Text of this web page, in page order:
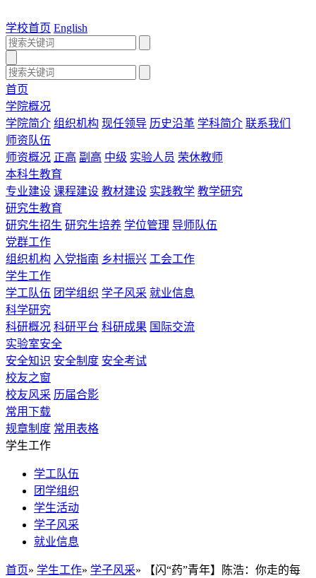
学校首页 English
首页
学院概况
学院简介 组织机构 现任领导 历史沿革 学科简介 联系我们
师资队伍
师资概况 正高 副高 中级 实验人员 荣休教师
本科生教育
专业建设 课程建设 教材建设 实践教学 教学研究
研究生教育
研究生招生 研究生培养 学位管理 导师队伍
党群工作
组织机构 入党指南 乡村振兴 工会工作
学生工作
学工队伍 团学组织 学子风采 就业信息
科学研究
科研概况 科研平台 科研成果 国际交流
实验室安全
安全知识 安全制度 安全考试
校友之窗
校友风采 历届合影
常用下载
规章制度 常用表格
学生工作
学工队伍
团学组织
学生活动
学子风采
就业信息
首页» 学生工作» 学子风采» 【闪“药”青年】陈浩：你走的每